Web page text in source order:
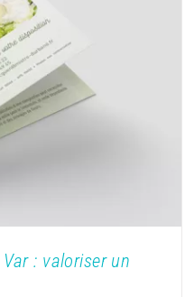
Var : valoriser
: valoriser un